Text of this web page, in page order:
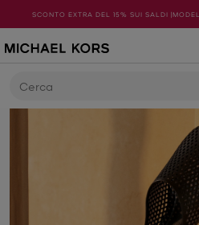
SCONTO EXTRA DEL 15% SUI SALDI
Cerca